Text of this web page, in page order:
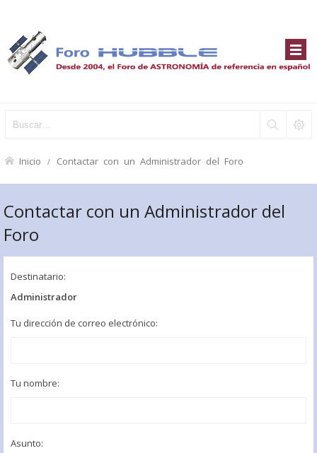
Inicio Contactar con un Administrador del Foro
Contactar con un Administrador del
Foro
Destinatario:
Administrador
Tu dirección de correo electrónico:
Tu nombre:
Asunto: